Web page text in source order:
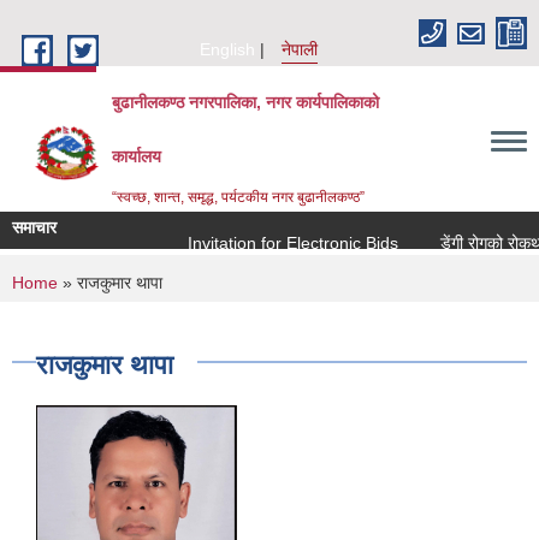
English
नेपाली
बुढानीलकण्ठ नगरपालिका, नगर कार्यपालिकाको
कार्यालय
“स्वच्छ, शान्त, समृद्ध, पर्यटकीय नगर बुढानीलकण्ठ”
समाचार
Invitation for Electronic Bids
डेंगी रोगको
You are here
Home » राजकुमार थापा
राजकुमार थापा